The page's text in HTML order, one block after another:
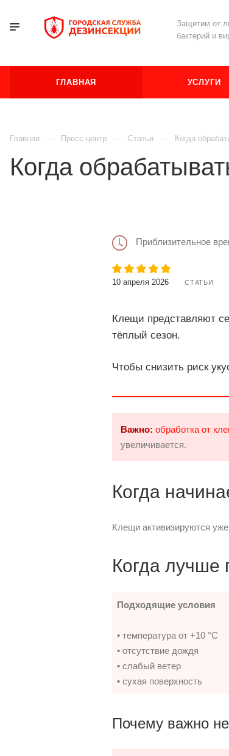
Защитим от
бактерий и
ГЛАВНАЯ УСЛУГИ
Главная Пресс-центр Статьи Когда
Когда
Приблизительное
10 апреля 2026 СТАТЬИ
Клещи представляют
тёплый сезон.
Чтобы снизить риск
Важно: обработка от
увеличивается.
Когда
Клещи активизируются
Когда лучше
Подходящие условия
• температура от +10 °C
• отсутствие дождя
• слабый ветер
• сухая поверхность
Почему важно